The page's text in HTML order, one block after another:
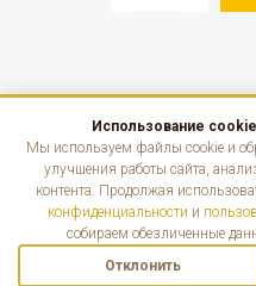
КАТАЛОГ
ИНФОРМАЦИЯ
КОНТАКТЫ
Использование
Мы используем файлы cookie и
улучшения работы сайта,
контента. Продолжая
конфиденциальности и
собираем обезличенные
Отклонить